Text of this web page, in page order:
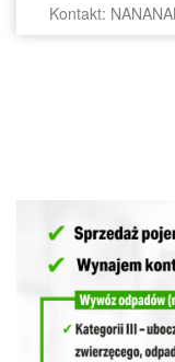
Kontakt: